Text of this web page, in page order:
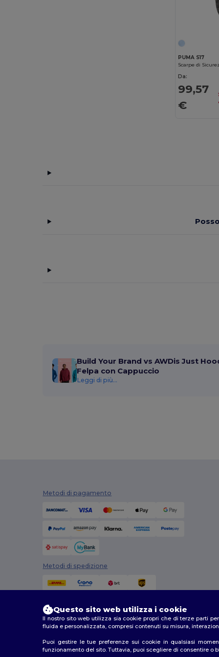
Clubclass (20)
Craghoppers (14)
Egotier (1257)
EgotierPro (973)
Ekston (10)
Elevate (25)
Elevate Essentials
Elevate Life
Estex (16)
(5)
PUMA S17
Scarpe di
Da:
99,57
€
Build Your Brand vs AWDis Just
Felpa con Cappuccio
Leggi di più...
Metodi di pagamento
Metodi di spedizione
2026. Tutti i diritti riservati
Questo sito web utilizza i cookie
Il nostro sito web utilizza sia cookie propri che di terze parti
fluida e personalizzata, compresi contenuti su misura,
Puoi gestire le tue preferenze sui cookie in qualsiasi
funzionamento del sito. Tuttavia, puoi scegliere di consentire